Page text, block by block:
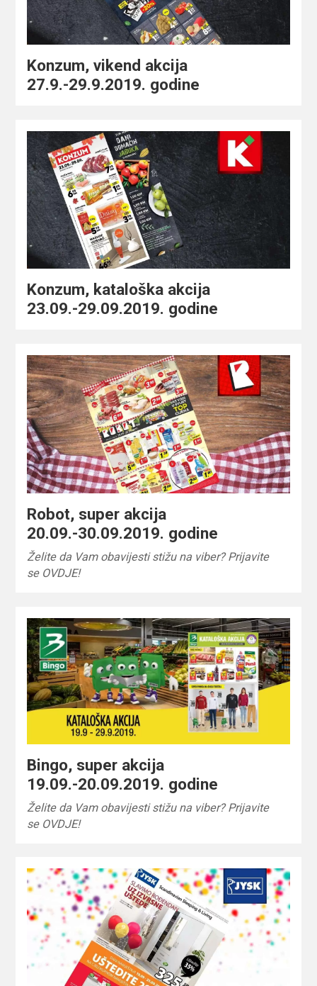
Konzum, vikend akcija
27.9.-29.9.2019. godine
Konzum, kataloška akcija
23.09.-29.09.2019. godine
Robot, super akcija
20.09.-30.09.2019. godine
Želite da Vam obavijesti stižu na viber? Prijavite
se OVDJE!
Bingo, super akcija
19.09.-20.09.2019. godine
Želite da Vam obavijesti stižu na viber? Prijavite
se OVDJE!